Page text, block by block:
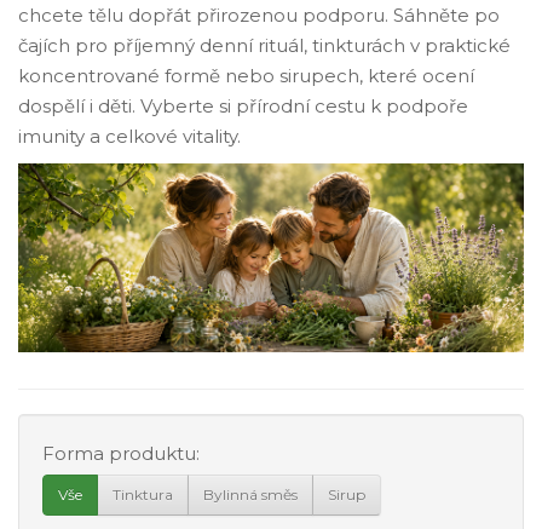
chcete tělu dopřát přirozenou podporu. Sáhněte po
čajích pro příjemný denní rituál, tinkturách v praktické
koncentrované formě nebo sirupech, které ocení
dospělí i děti. Vyberte si přírodní cestu k podpoře
imunity a celkové vitality.
Forma produktu:
Vše Tinktura Bylinná směs Sirup